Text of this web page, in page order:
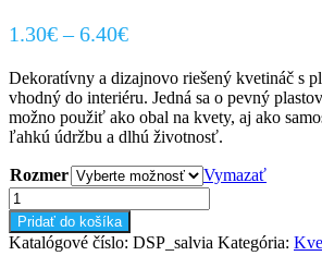
1.30€ – 6.40€Price
1.30€
through
6.40€
Dekoratívny a dizajnovo riešený kvetináč s
vhodný do interiéru. Jedná sa o pevný
možno použiť ako obal na kvety, aj ako
ľahkú údržbu a dlhú životnosť.
Rozmer
Vymazať
množstvo
Kvetináč
Splofy
(zelený)
Pridať do košíka
Katalógové číslo: DSP_salvia Kategória: